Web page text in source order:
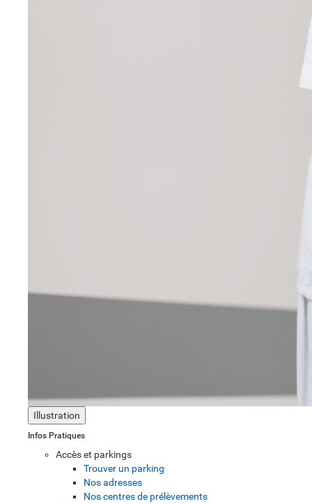
Illustration
Infos Pratiques
Accès et parkings
Trouver un parking
Nos adresses
Nos centres de prélèvements